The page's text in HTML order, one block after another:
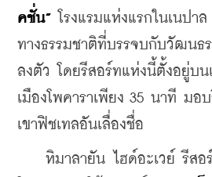
คชั่น” โรงแรมแห่งแรกในเนปา
ทางธรรมชาติที่บรรจบกับวัฒนธ
ลงตัว โดยรีสอร์ทแห่งนี้ตั้งอยู่บน
เมืองโพคาราเพียง 35 นาที มอ
เขาฟิชเทลอันเลื่องชื่อ
หิมาลายัน ไฮด์อะเวย์ รีสอร์